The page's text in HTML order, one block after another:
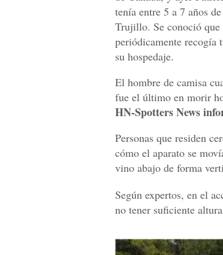
tenía entre 5 a 7 años
Trujillo. Se conoció
periódicamente recogía
su hospedaje.
El hombre de camisa
fue el último en morir
HN-Spotters News
Personas que residen
cómo el aparato se
vino abajo de forma
Según expertos, en el
no tener suficiente